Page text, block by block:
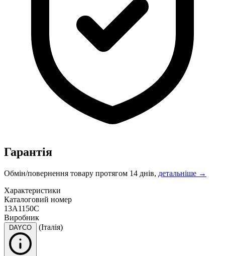
Гарантія
Обмін/повернення товару протягом 14 днів, детальніше →
Характеристики
Каталоговий номер
13A1150C
Виробник
(Італія)